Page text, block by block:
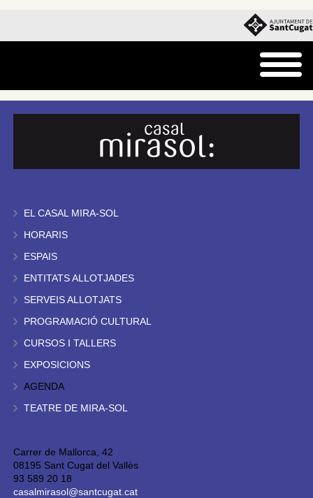
EL CASAL MIRA-SOL
HORARIS
ESPAIS
ENTITATS ALLOTJADES
SERVEIS ALLOTJATS
PROGRAMACIÓ CULTURAL
CURSOS I TALLERS
EXPOSICIONS
AGENDA
TEATRE DE MIRA-SOL
Carrer de Mallorca, 42
08195 Sant Cugat del Vallès
93 589 20 18
casalmirasol@santcugat.cat